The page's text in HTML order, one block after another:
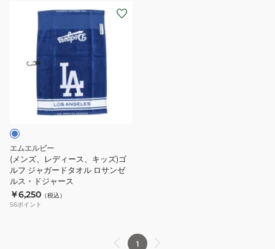
キ
ッ
ズ)
ゴ
ル
フ
エムエルビー
(メンズ、レディース、キッズ)ゴ
ルフ ジャガードタオル ロサンゼ
ルス・ドジャース
￥6,250 （税込）
56ポイント
1